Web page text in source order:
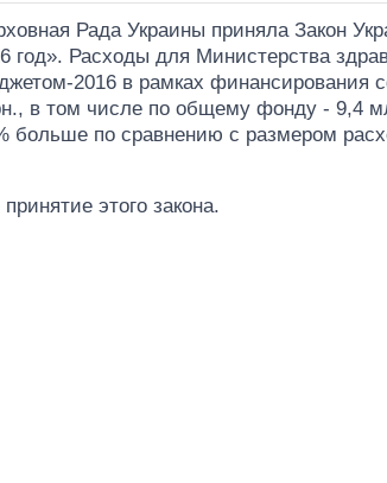
Рада Украины приняла Закон
год». Расходы для Министерства
2016 в рамках финансирования
в том числе по общему фонду - 9,4
больше по сравнению с размером
этого закона.